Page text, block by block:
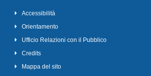
Accessibilità
Orientamento
Ufficio Relazioni con il Pubblico
Credits
Mappa del sito